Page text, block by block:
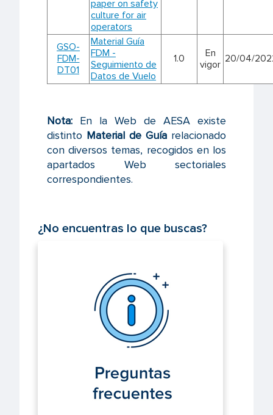
paper on safety
culture for air
operators
GSO-
FDM-
DT01
Material Guía
FDM -
Seguimiento de
Datos de Vuelo
1.0
En
vigor 20/04/
Nota: En la Web de AESA existe
distinto Material de Guía relacionado
con diversos temas, recogidos en los
apartados Web sectoriales
correspondientes.
¿No encuentras lo que buscas?